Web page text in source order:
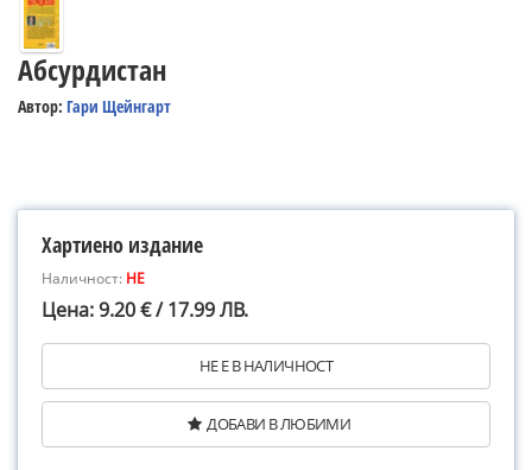
Абсурдистан
Автор: Гари Щейнгарт
Хартиено издание
Наличност: НЕ
Цена: 9.20 € / 17.99 ЛВ.
НЕ Е В НАЛИЧНОСТ
ДОБАВИ В ЛЮБИМИ